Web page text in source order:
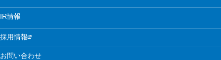
IR情報
採用情報
お問い合わせ